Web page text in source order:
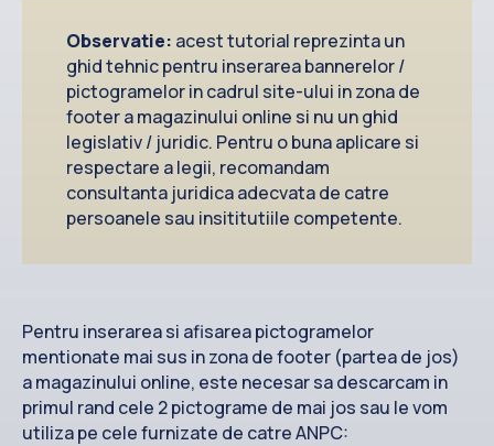
Observatie: acest tutorial reprezinta un
ghid tehnic pentru inserarea bannerelor /
pictogramelor in cadrul site-ului in zona de
footer a magazinului online si nu un ghid
legislativ / juridic. Pentru o buna aplicare si
respectare a legii, recomandam
consultanta juridica adecvata de catre
persoanele sau insititutiile competente.
Pentru inserarea si afisarea pictogramelor
mentionate mai sus in zona de footer (partea de jos)
a magazinului online, este necesar sa descarcam in
primul rand cele 2 pictograme de mai jos sau le vom
utiliza pe cele furnizate de catre ANPC: